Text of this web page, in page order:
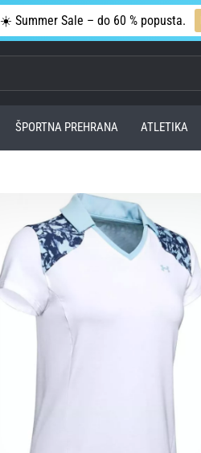
☀️ Summer Sale – do 60 % popusta.
ŠPORTNA PREHRANA ATLETIKA